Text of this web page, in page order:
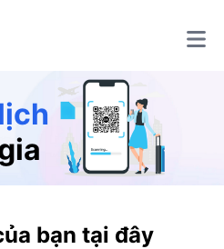
bạn tại đây